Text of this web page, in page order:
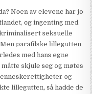
Noen av elevene har jo
og ingenting med
seksuelle
parafilske lillegutten
med hans egne
skjule seg og møtes
og
lillegutten, så hadde de